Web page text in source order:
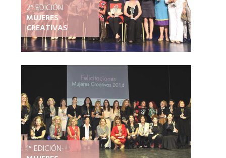
2° EDICIÓN
MUJERES
CREATIVAS
1° EDICIÓN